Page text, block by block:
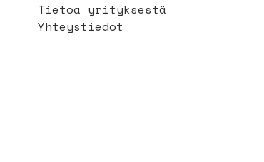
Tietoa yrityksestä
Yhteystiedot